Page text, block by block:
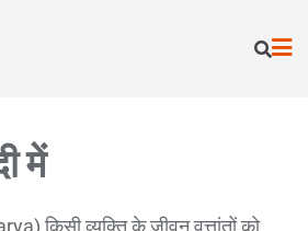
में
किसी व्यक्ति के जीवन वृत्तांतों को